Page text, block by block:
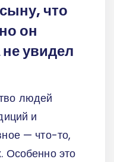
что
он
увидел
людей
и
— что-то,
Особенно это